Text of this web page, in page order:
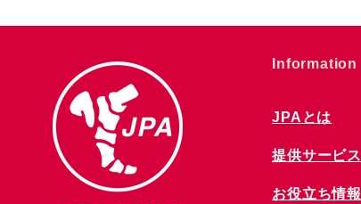
​Information
JPAとは
提供サービス
お役立ち情報